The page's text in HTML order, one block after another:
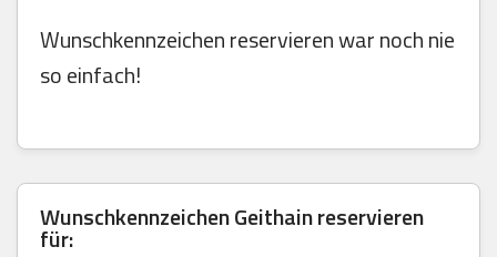
Wunschkennzeichen reservieren war noch nie
so einfach!
Wunschkennzeichen Geithain reservieren
für: